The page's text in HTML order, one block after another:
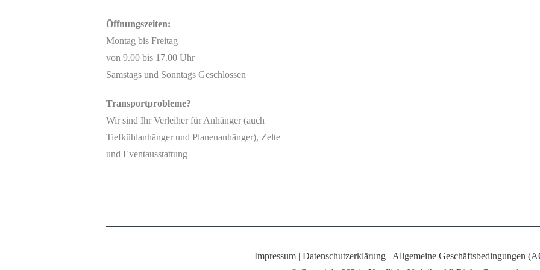
Öffnungszeiten:
Montag bis Freitag
von 9.00 bis 17.00 Uhr
Samstags und Sonntags Geschlossen
Transportprobleme?
Wir sind Ihr Verleiher für Anhänger (auch
Tiefkühlanhänger und Planenanhänger), Zelte
und Eventausstattung
Impressum |Datenschutzerklärung | Allgemeine Geschäftsbedingungen